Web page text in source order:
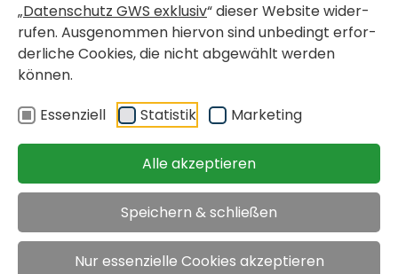
„Daten­schutz GWS exklusiv“ dieser Website wider­
rufen. Ausge­nommen hiervon sind unbe­dingt erfor­
der­liche Cookies, die nicht abge­wählt werden
können.
Essen­ziell
Statistik Marke­ting
Alle akzeptieren
Speichern & schließen
Nur essenzielle Cookies akzeptieren
GRAZ, GRIES
Karlau­er­straße 35 / 402 -
Miete mit Kauf­op­tion
Miet­woh­nung mit
Kauf­op­tion
März 2027
Objekt merken